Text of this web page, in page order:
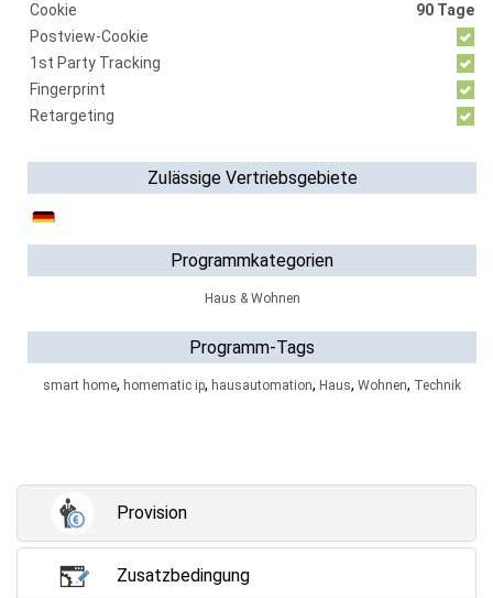
Cookie
90 Tage
Postview-Cookie
1st Party Tracking
Fingerprint
Retargeting
Zulässige Vertriebsgebiete
Programmkategorien
Haus & Wohnen
Programm-Tags
smart home, homematic ip, hausautomation, Haus, Wohnen, Technik
Provision
Zusatzbedingung